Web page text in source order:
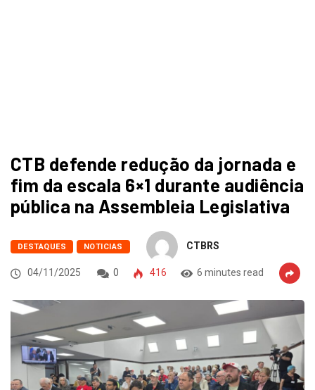
CTB defende redução da jornada e
fim da escala 6×1 durante audiência
pública na Assembleia Legislativa
DESTAQUES NOTICIAS CTBRS
04/11/2025 0 416 6 minutes read